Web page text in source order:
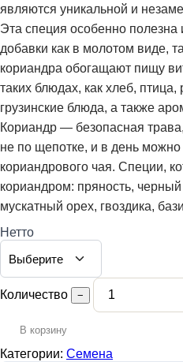
являются уникальной и
Эта специя особенно полезна
добавки как в молотом виде,
кориандра обогащают пищу
таких блюдах, как хлеб,
грузинские блюда, а также
Кориандр — безопасная
не по щепотке, и в день
кориандрового чая. Специи,
кориандром: пряность,
мускатный орех, гвоздика,
Нетто
Количество −
В корзину
Категории: Семена